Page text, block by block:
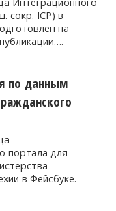
сокр. ICP) в
на
по данным
портала для
в Фейсбуке.